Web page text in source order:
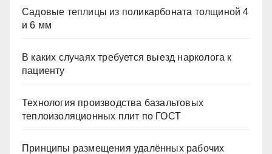
Садовые теплицы из поликарбоната толщиной 4
и 6 мм
В каких случаях требуется выезд нарколога к
пациенту
Технология производства базальтовых
теплоизоляционных плит по ГОСТ
Принципы размещения удалённых рабочих